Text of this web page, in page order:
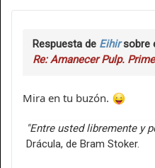
Respuesta de Eihirsobre
Re: Amanecer Pulp.
Mira en tu buzón.
"Entre usted libremente y
Drácula, de Bram Stoker.